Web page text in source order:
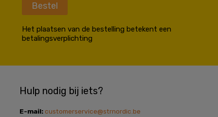
Bestel
Het plaatsen van de bestelling betekent een
betalingsverplichting
Hulp nodig bij iets?
E-mail:customerservice@strnordic.be